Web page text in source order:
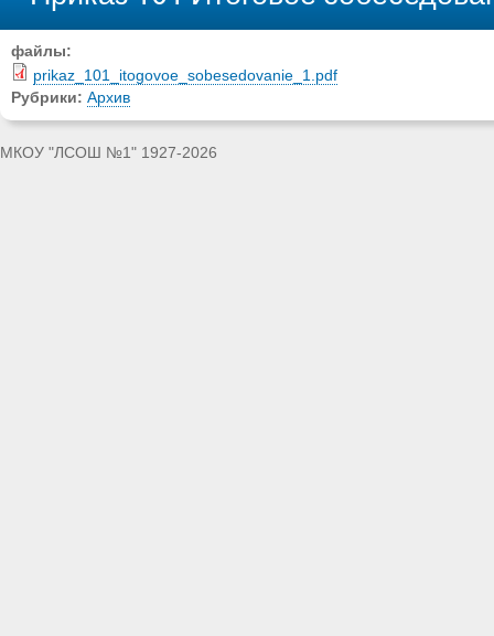
файлы:
prikaz_101_itogovoe_sobesedovanie_1.pdf
Рубрики: Архив
МКОУ "ЛСОШ №1" 1927-2026